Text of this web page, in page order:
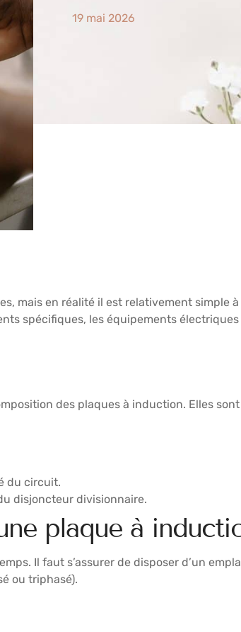
19 mai 2026
mais en réalité il est relativement simple
spécifiques, les équipements
des plaques à induction. Elles
du circuit.
disjoncteur divisionnaire.
plaque à
Il faut s’assurer de disposer d’un
ou triphasé).